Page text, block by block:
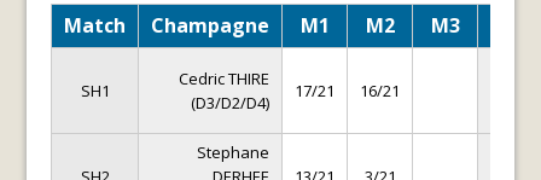
Match Champagne M1 M2 M3
SH1
Cedric THIRE
(D3/D2/D4)
17/21 16/21
Stephane